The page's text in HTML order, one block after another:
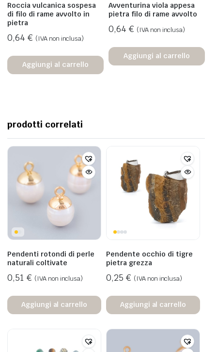
Roccia vulcanica sospesa
di filo di rame avvolto in
pietra
0,64 € (IVA non inclusa)
Aggiungi al carrello
Avventurina viola appesa
pietra filo di rame avvolto
0,64 € (IVA non inclusa)
Aggiungi al carrello
prodotti correlati
Pendenti rotondi di perle
naturali coltivate
0,51 € (IVA non inclusa)
Aggiungi al carrello
Pendente occhio di tigre
pietra grezza
0,25 € (IVA non inclusa)
Aggiungi al carrello